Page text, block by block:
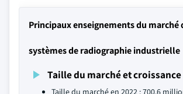
Principaux enseignements du marché
systèmes de radiographie industrielle
Taille du marché et croissance
Taille du marché en 2022 : 700,6